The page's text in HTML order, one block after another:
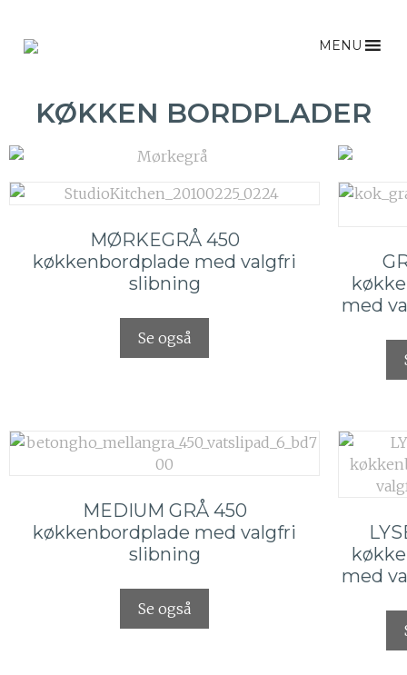
MENU
KØKKEN BORDPLADER
MØRKEGRÅ 450
køkkenbordplade med valgfri
slibning
Se også
med
MEDIUM GRÅ 450
køkkenbordplade med valgfri
slibning
Se også
med